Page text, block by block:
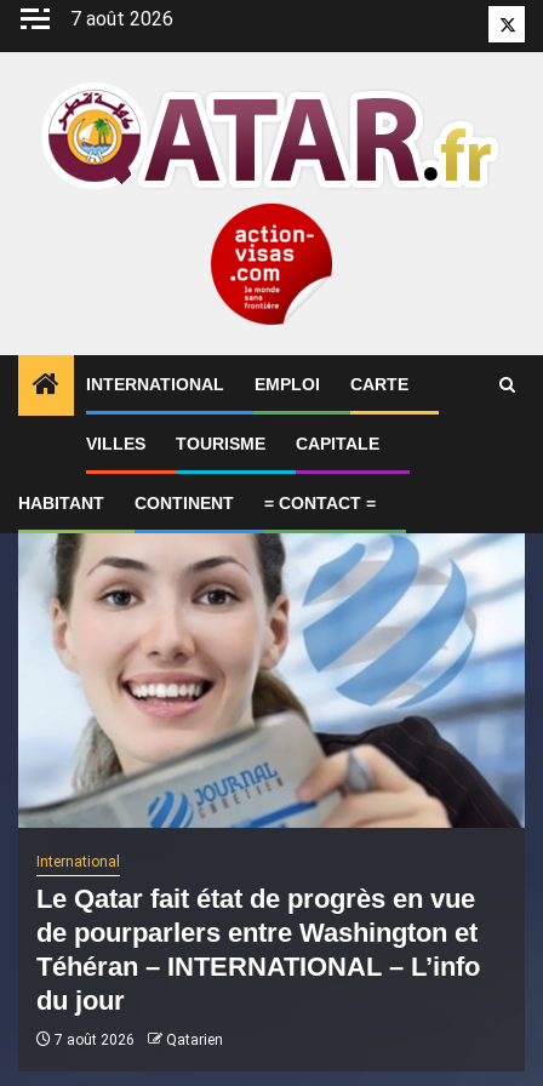
Aller
7 août 2026
INTERNATIONAL EMPLOI CARTE
VILLES TOURISME CAPITALE
HABITANT CONTINENT = CONTACT =
ALERTES INFO 1 Le Qatar fait état de progrès en
International
Le Qatar fait état de progrès en vue
de pourparlers entre Washington et
Téhéran – INTERNATIONAL – L’info
du jour
7 août 2026 Qatarien